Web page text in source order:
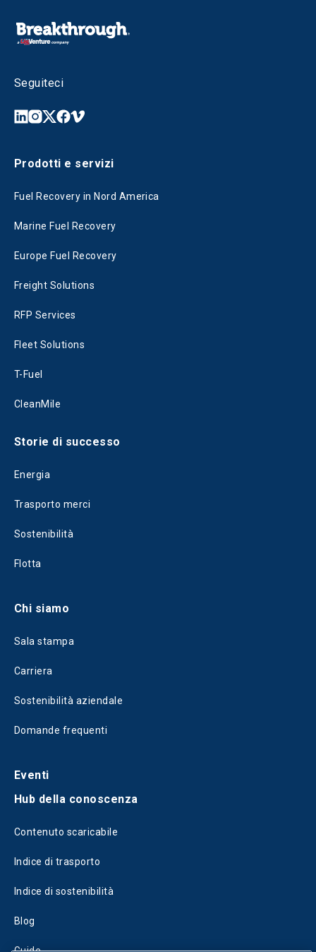
Seguiteci
Prodotti e servizi
Fuel Recovery in Nord America
Marine Fuel Recovery
Europe Fuel Recovery
Freight Solutions
RFP Services
Fleet Solutions
T-Fuel
CleanMile
Storie di successo
Energia
Trasporto merci
Sostenibilità
Flotta
Chi siamo
Sala stampa
Carriera
Sostenibilità aziendale
Domande frequenti
Eventi
Hub della conoscenza
Contenuto scaricabile
Indice di trasporto
Indice di sostenibilità
Blog